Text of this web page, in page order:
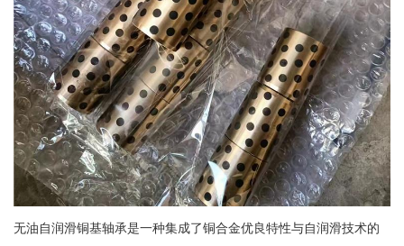
无油自润滑铜基轴承是一种集成了铜合金优良特性与自润滑技术的